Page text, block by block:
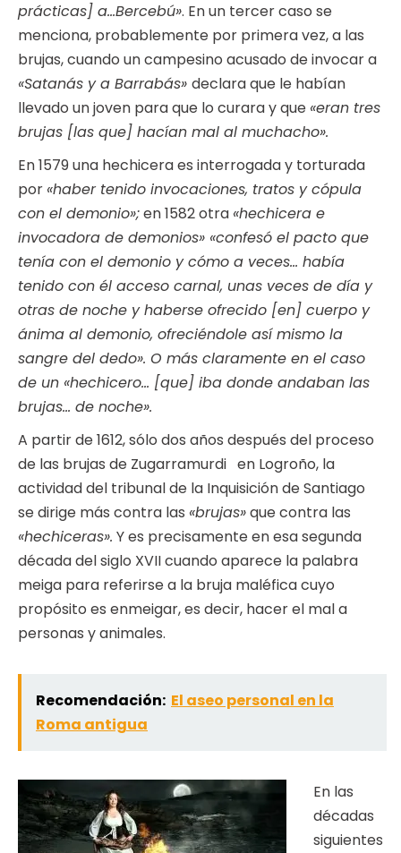
prácticas] a…Bercebú». En un tercer caso se
menciona, probablemente por primera vez, a las
brujas, cuando un campesino acusado de invocar a
«Satanás y a Barrabás» declara que le habían
llevado un joven para que lo curara y que «eran tres
brujas [las que] hacían mal al muchacho».
En 1579 una hechicera es interrogada y torturada
por «haber tenido invocaciones, tratos y cópula
con el demonio»;en 1582 otra «hechicera e
invocadora de demonios» «confesó el pacto que
tenía con el demonio y cómo a veces… había
tenido con él acceso carnal, unas veces de día y
otras de noche y haberse ofrecido [en] cuerpo y
ánima al demonio, ofreciéndole así mismo la
sangre del dedo». O más claramente en el caso
de un «hechicero… [que] iba donde andaban las
brujas… de noche».
A partir de 1612, sólo dos años después del proceso
de las brujas de Zugarramurdi en Logroño, la
actividad del tribunal de la Inquisición de Santiago
se dirige más contra las «brujas»que contra las
«hechiceras». Y es precisamente en esa segunda
década del siglo XVII cuando aparece la palabra
meiga para referirse a la bruja maléfica cuyo
propósito es enmeigar, es decir, hacer el mal a
personas y animales.
Recomendación: El aseo personal en la
Roma antigua
En las
décadas
siguientes